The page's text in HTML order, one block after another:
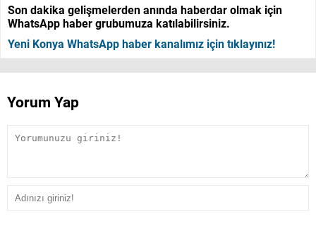
Son dakika gelişmelerden anında haberdar olmak için
WhatsApp haber grubumuza katılabilirsiniz.
Yeni Konya WhatsApp haber kanalımız için tıklayınız!
Yorum Yap